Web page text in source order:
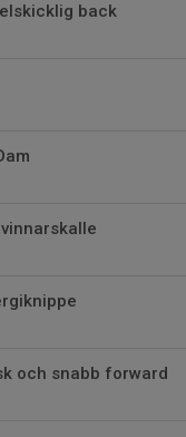
back
och snabb forward